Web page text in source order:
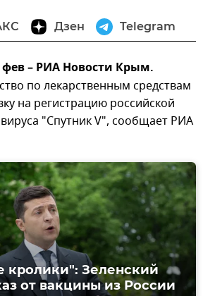
Дзен Telegram
– РИА Новости Крым.
по лекарственным средствам
на регистрацию российской
"Спутник V", сообщает РИА
кролики": Зеленский
от вакцины из России